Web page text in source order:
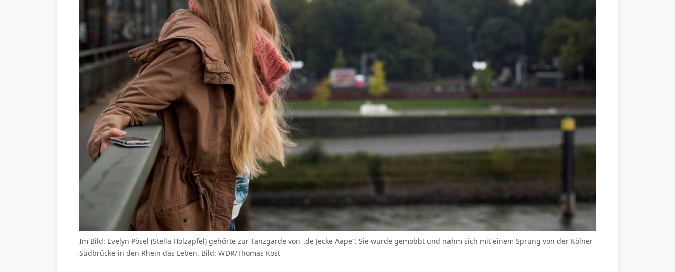
Im Bild: Evelyn Pösel (Stella Holzapfel) gehörte zur Tanzgarde von „de Jecke Aape“. Sie wurde gemobbt und nahm sich mit einem Sprung von der Kölner
Südbrücke in den Rhein das Leben. Bild: WDR/Thomas Kost